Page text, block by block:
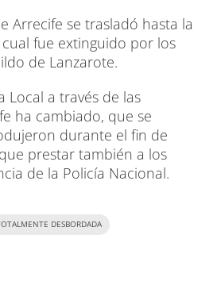
Arrecife se trasladó hasta la
fue extinguido por los
de Lanzarote.
Local a través de las
ha cambiado, que se
durante el fin de
prestar también a los
de la Policía Nacional.
DESBORDADA